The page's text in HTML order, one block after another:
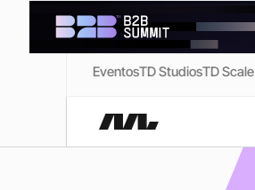
EventosTD StudiosTD Scale